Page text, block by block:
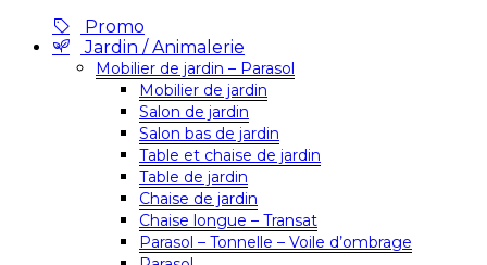
Promo
Jardin / Animalerie
Mobilier de jardin – Parasol
Mobilier de jardin
Salon de jardin
Salon bas de jardin
Table et chaise de jardin
Table de jardin
Chaise de jardin
Chaise longue – Transat
Parasol – Tonnelle – Voile d’ombrage